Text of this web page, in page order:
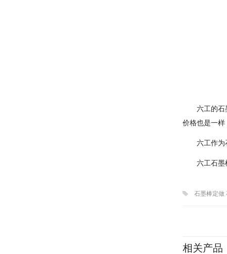
六工的石
价格也是一样
六工作为
六工石墨
石墨棒定做
相关产品